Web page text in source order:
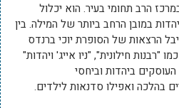
במרכז הרב תחומי בעיר. הוא יכלול
במובן הרחב ביותר של המילה. בין
הרצאות של הסופרת יוכי ברנדס
"רבנות חילונית", "ניו אייג' ויהדות"
ביהדות וביחסי
בהלכה ואפילו סדנאות לילדים.